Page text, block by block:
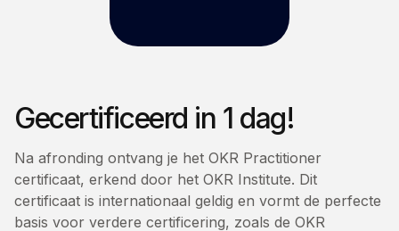
Gecertificeerd in 1 dag!
Na afronding ontvang je het OKR Practitioner
certificaat, erkend door het OKR Institute. Dit
certificaat is internationaal geldig en vormt de perfecte
basis voor verdere certificering, zoals de OKR